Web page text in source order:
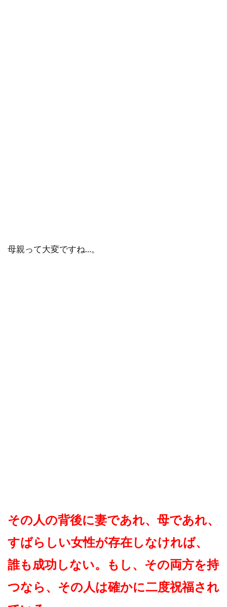
母親って大変ですね…。
その人の背後に妻であれ、母であれ、
すばらしい女性が存在しなければ、
誰も成功しない。もし、その両方を持
つなら、その人は確かに二度祝福され